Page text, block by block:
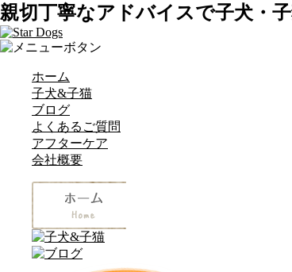
親切丁寧なアドバイスで子犬・
ホーム
子犬&子猫
ブログ
よくあるご質問
アフターケア
会社概要